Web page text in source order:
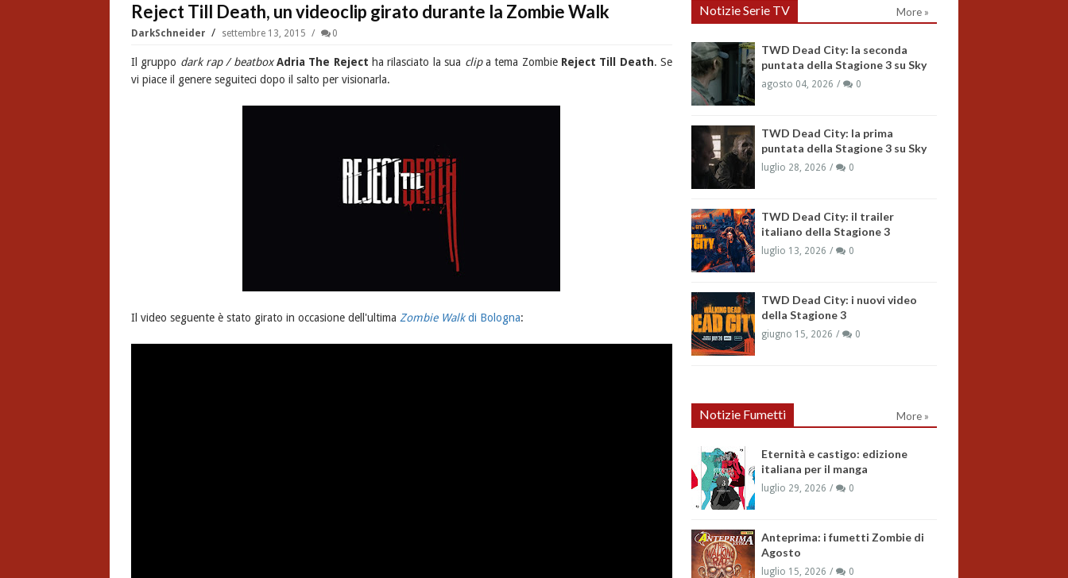
Reject Till Death, un videoclip girato durante la Zombie Walk
DarkSchneider settembre 13, 2015 0
Il gruppo dark rap / beatbox Adria The Reject ha rilasciato la sua clipa tema Zombie Reject Till Death. Se
vi piace il genere seguiteci dopo il salto per visionarla.
Il video seguente è stato girato in occasione dell'ultima Zombie Walkdi Bologna:
Notizie Serie TV More »
TWD Dead City: la seconda
puntata della Stagione 3 su Sky
agosto 04, 2026 0
TWD Dead City: la prima
puntata della Stagione 3 su Sky
luglio 28, 2026 0
TWD Dead City: il trailer
italiano della Stagione 3
luglio 13, 2026 0
TWD Dead City: i nuovi video
della Stagione 3
giugno 15, 2026 0
Notizie Fumetti More »
Eternità e castigo: edizione
italiana per il manga
luglio 29, 2026 0
Anteprima: i fumetti Zombie di
Agosto
luglio 15, 2026 0